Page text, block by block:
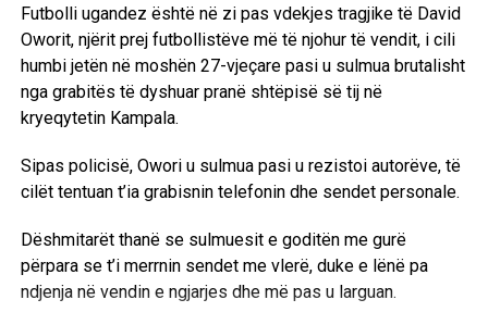
DON'T MISS
Futboll: Bayern – kampion i Evropës!
Futbolli ugandez është në zi pas vdekjes tragjike të David
Oworit, njërit prej futbollistëve më të njohur të vendit, i cili
humbi jetën në moshën 27-vjeçare pasi u sulmua brutalisht
nga grabitës të dyshuar pranë shtëpisë së tij në
kryeqytetin Kampala.
Sipas policisë, Owori u sulmua pasi u rezistoi autorëve, të
cilët tentuan t’ia grabisnin telefonin dhe sendet personale.
Dëshmitarët thanë se sulmuesit e goditën me gurë
përpara se t’i merrnin sendet me vlerë, duke e lënë pa
ndjenja në vendin e ngjarjes dhe më pas u larguan.